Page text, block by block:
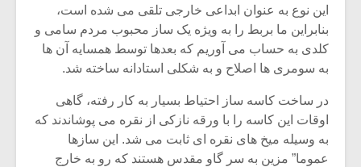
این نوع به عنوان ابداعی خارجی تلقی می شده است،
بنابراین ما بربط را به ویژه یک ساز محبوب مردم سامی و
کلدی به حساب می آوریم که بعدها توسط همسایه آن ها
به سومری ها اصلاح و به شکلی استادانه ساخته شد.
در ساخت کاسه ساز احتیاط بسیار به کار رفته، گاهی
اوقات این کاسه را با ورقه نازکی از نقره می پوشاندند که
به وسیله میخ های نقره ای ثابت می شد. این سازها
عموما” مزین به سر گاو مقدس هستند که رو به خارج
اگر نمی توانی
مشهورترین باشی،
بدنام ترین باش
سکانسی